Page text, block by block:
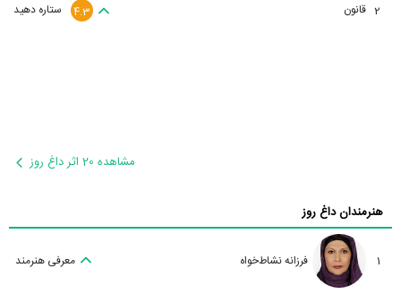
2 قانون ستاره دهید 4.3
مشاهده 20 اثر داغ روز
هنرمندان داغ روز
1 فرزانه نشاط‌خواه معرفی هنرمند